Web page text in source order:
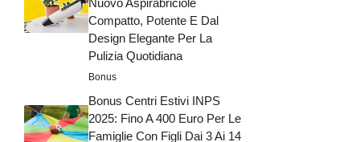
Nuovo Aspirabriciole
Compatto, Potente E Dal
Design Elegante Per La
Pulizia Quotidiana
Bonus
Bonus Centri Estivi INPS
2025: Fino A 400 Euro Per Le
Famiglie Con Figli Dai 3 Ai 14